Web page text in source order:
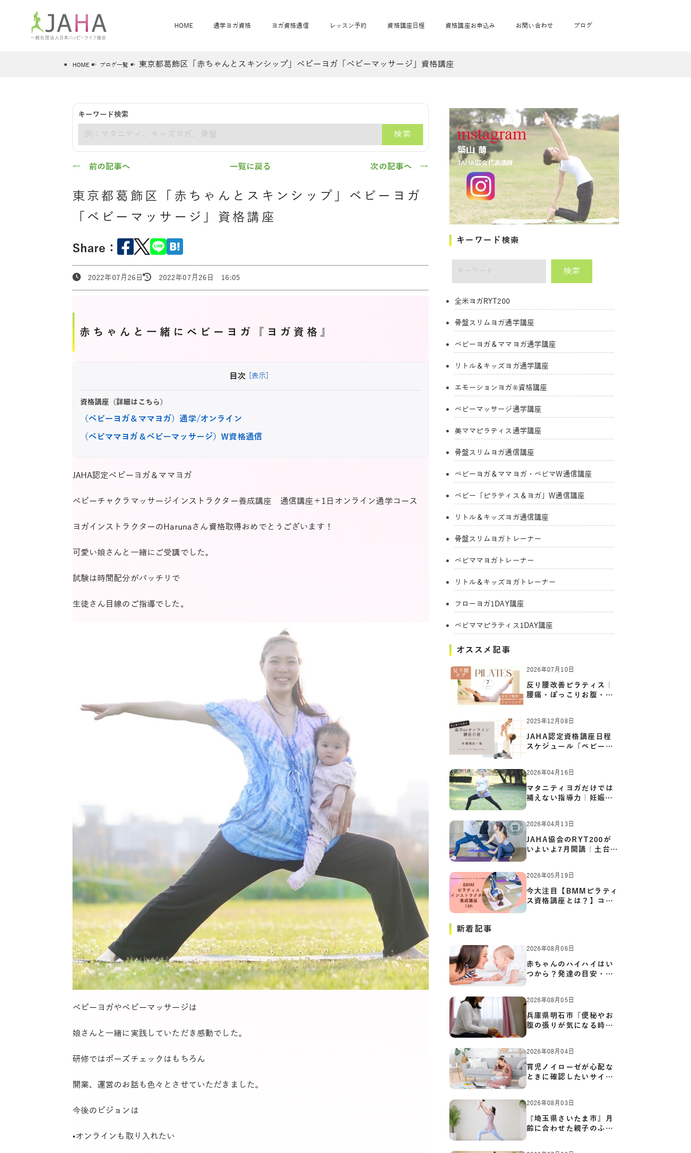
HOME
JAHAについて JAHAヨガスタジオ概要 直営校ブログ
通学ヨガ資格
JAHA資格講座一覧 卒業生の声 養成講座お申込み
リトル＆キッズヨガ通学
エモーションヨガ®通学
ベビーマッサージ通学
美ママピラティス通学
ヨガ資格通信
骨盤スリムヨガ®通信 ベビママヨガW通信 ベビー「ピラティス＆ヨガ」W通信 リトル＆キッズヨガ通信
レッスン予約
ヨガレッスンカレンダー オンラインヨガ詳細 出張ヨガ・オフィスヨガ
ベビママヨガ
ベビーチャクラマッサージ
JAHAnavi Lesson
資格講座日程
全米ヨガRYT200
骨盤スリムヨガ
®
オンライン講座
資格講座お申込み お問い合わせ ブログ
HOME ブログ一覧 東京都葛飾区「赤ちゃんとスキンシップ」ベビーヨガ「ベビーマッサージ」資格講座
キーワード検索
検索
← 前の記事へ 一覧に戻る 次の記事へ →
東京都葛飾区「赤ちゃんとスキンシップ」ベビーヨガ
「ベビーマッサージ」資格講座
Share：
2022年07月26日 2022年07月26日 16:05
赤ちゃんと一緒にベビーヨガ『ヨガ資格』
目次 [表示]
資格講座（詳細はこちら）
（ベビーヨガ＆ママヨガ）通学/オンライン
（ベビママヨガ＆ベビーマッサージ）W資格通信
JAHA認定ベビーヨガ＆ママヨガ
ベビーチャクラマッサージインストラクター養成講座 通信講座＋1日オンライン通学コース
ヨガインストラクターのHarunaさん資格取得おめでとうございます！
可愛い娘さんと一緒にご受講でした。
試験は時間配分がバッチリで
生徒さん目線のご指導でした。
ベビーヨガやベビーマッサージは
娘さんと一緒に実践していただき感動でした。
研修ではポーズチェックはもちろん
開業、運営のお話も色々とさせていただきました。
今後のビジョンは
•オンラインも取り入れたい
キーワード検索
検索
全米ヨガRYT200
骨盤スリムヨガ通学講座
ベビーヨガ＆ママヨガ通学講座
リトル＆キッズヨガ通学講座
エモーションヨガ®資格講座
ベビーマッサージ通学講座
美ママピラティス通学講座
骨盤スリムヨガ通信講座
ベビーヨガ＆ママヨガ・ベビマW通信講座
ベビー「ピラティス＆ヨガ」W通信講座
リトル＆キッズヨガ通信講座
骨盤スリムヨガトレーナー
ベビママヨガトレーナー
リトル＆キッズヨガトレーナー
フローヨガ1DAY講座
ベビママピラティス1DAY講座
オススメ記事
2026年07月10日
反り腰改善ピラティス｜
腰痛・ぽっこりお腹・姿
2025年12月08日
JAHA認定資格講座日程
スケジュール「ベビーヨ
2026年04月16日
マタニティヨガだけでは
補えない指導力｜妊娠期
の体…
2026年04月13日
JAHA協会のRYT200が
いよいよ7月開講｜土台か
ら応用ま…
2026年05月19日
今大注目【BMMピラティ
ス資格講座とは？】コア
からカ…
新着記事
2026年08月06日
赤ちゃんのハイハイはい
つから？発達の目安・練
習方…
2026年08月05日
兵庫県明石市「便秘やお
腹の張りが気になる時に
知っ…
2026年08月04日
育児ノイローゼが心配な
ときに確認したいサイン
と心…
2026年08月03日
『埼玉県さいたま市』月
齢に合わせた親子のふれ
あい…